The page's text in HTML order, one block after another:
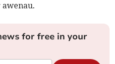
awenau.
for free in your